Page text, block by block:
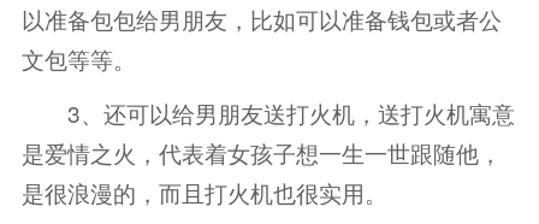
以准备包包给男朋友，比如可以准备钱包或者公
文包等等。
3、还可以给男朋友送打火机，送打火机寓意
是爱情之火，代表着女孩子想一生一世跟随他，
是很浪漫的，而且打火机也很实用。